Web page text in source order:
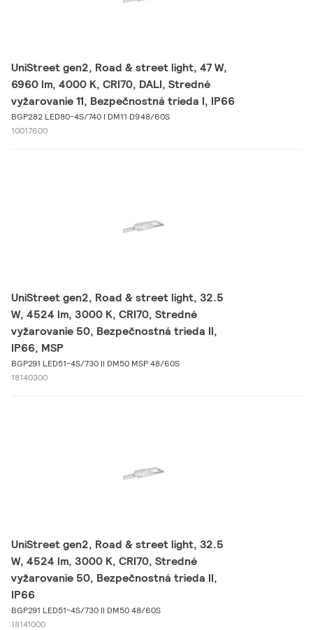
UniStreet gen2, Road & street light, 47 W,
6960 lm, 4000 K, CRI70, DALI, Stredné
vyžarovanie 11, Bezpečnostná trieda I, IP66
BGP282 LED80-4S/740 I DM11 D948/60S
10017600
UniStreet gen2, Road & street light, 32.5
W, 4524 lm, 3000 K, CRI70, Stredné
vyžarovanie 50, Bezpečnostná trieda II,
IP66, MSP
BGP291 LED51-4S/730 II DM50 MSP 48/60S
18140300
UniStreet gen2, Road & street light, 32.5
W, 4524 lm, 3000 K, CRI70, Stredné
vyžarovanie 50, Bezpečnostná trieda II,
IP66
BGP291 LED51-4S/730 II DM50 48/60S
18141000